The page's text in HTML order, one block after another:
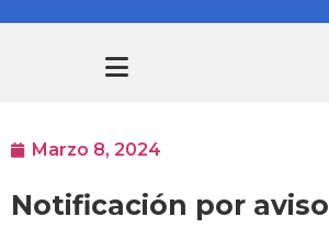
Marzo 8, 2024
Notificación por aviso